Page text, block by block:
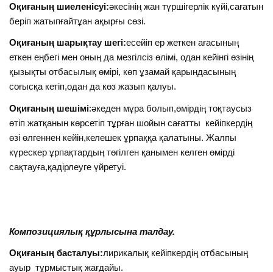
Оқиғаның шиеленісуі:әкесінің жан түршігерлік күйі,сағатын
беріп жатыпғайтұан ақырғы сөзі.
Оқиғаның шарықтау шегі:есейіп ер жеткен ағасының
еткен еңбегі мен оның да мезгілсіз өлімі, одан кейінгі өзінің
қызықты отбасылық өмірі, көп ұзамай қарындасының
соғысқа кетіп,одан да көз жазып қалуы.
Оқиғаның шешімі:әкеден мұра болып,өмірдің тоқтаусыз
өтіп жатқанын көрсетіп тұрған шойын сағатты кейіпкердің
өзі өлгеннен кейін,келешек ұрпаққа қалатыны. Жалпы
күрескер ұрпақтардың төгілген қанымен келген өмірді
сақтауға,қадірлеуге үйретуі.
Композициялық құрлысына талдау.
Оқиғаның басталуы:лирикалық кейіпкердің отбасының
ауыр тұрмыстық жағдайы.